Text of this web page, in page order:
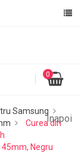
0
Inapoi
Samsung
Curea din
45mm, Negru